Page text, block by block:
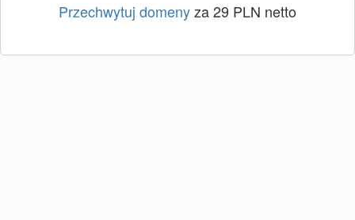
Przechwytuj domenyza 29 PLN netto